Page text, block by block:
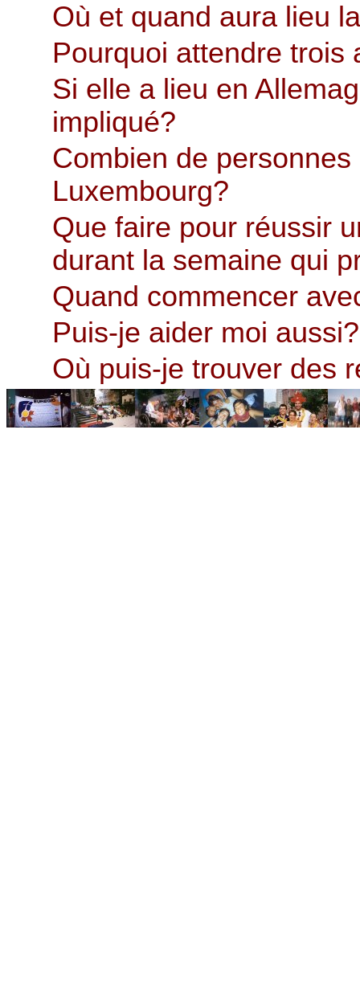
Où et quand aura lieu
Pourquoi attendre trois
Si elle a lieu en
impliqué?
Combien de
Luxembourg?
Que faire pour réussir
durant la semaine qui
Quand commencer
Puis-je aider moi aussi?
Où puis-je trouver des